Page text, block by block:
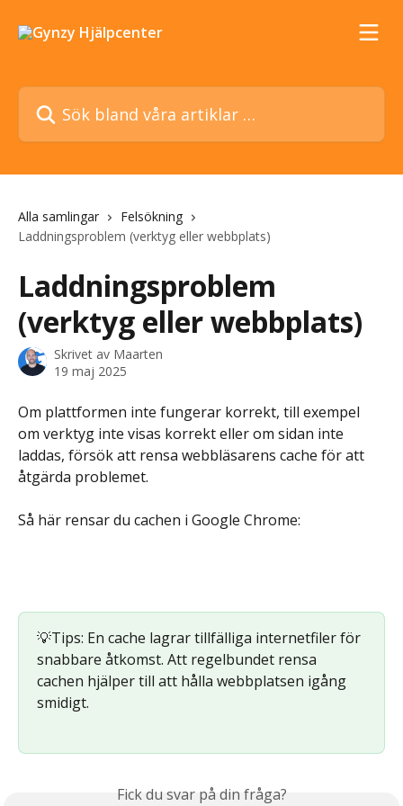
Sök bland våra artiklar …
Alla samlingar
Felsökning
Laddningsproblem (verktyg eller webbplats)
Laddningsproblem
(verktyg eller webbplats)
Skrivet av Maarten
19 maj 2025
Om plattformen inte fungerar korrekt, till exempel
om verktyg inte visas korrekt eller om sidan inte
laddas, försök att rensa webbläsarens cache för att
åtgärda problemet.
Så här rensar du cachen i Google Chrome:
💡Tips: En cache lagrar tillfälliga internetfiler för
snabbare åtkomst. Att regelbundet rensa
cachen hjälper till att hålla webbplatsen igång
smidigt.
Fick du svar på din fråga?